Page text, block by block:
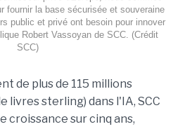
fournir la base sécurisée et souveraine
public et privé ont besoin pour innover
Robert Vassoyan de SCC. (Crédit
SCC)
de plus de 115 millions
livres sterling) dans l'IA, SCC
croissance sur cinq ans,